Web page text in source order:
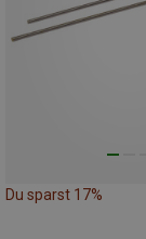
Du sparst 17%